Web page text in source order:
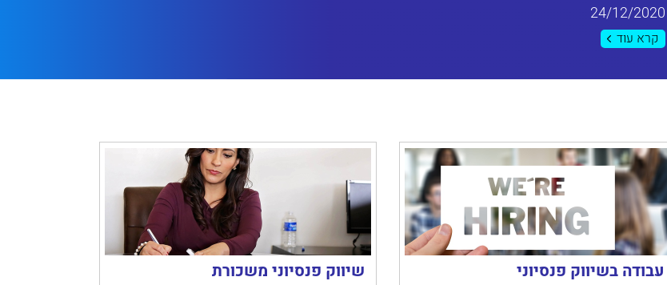
24/12/2020
קרא עוד
עבודה בשיווק פנסיוני שיווק פנסיוני משכורת